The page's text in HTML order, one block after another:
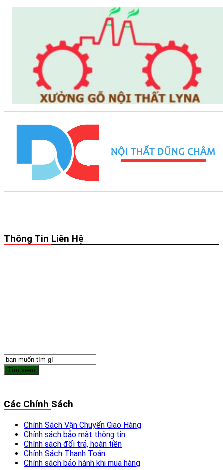
Thông Tin Liên Hệ
Các Chính Sách
Chính Sách Vận Chuyển Giao Hàng
Chính sách bảo mật thông tin
Chính sách đổi trả, hoàn tiền
Chính Sách Thanh Toán
Chính sách bảo hành khi mua hàng